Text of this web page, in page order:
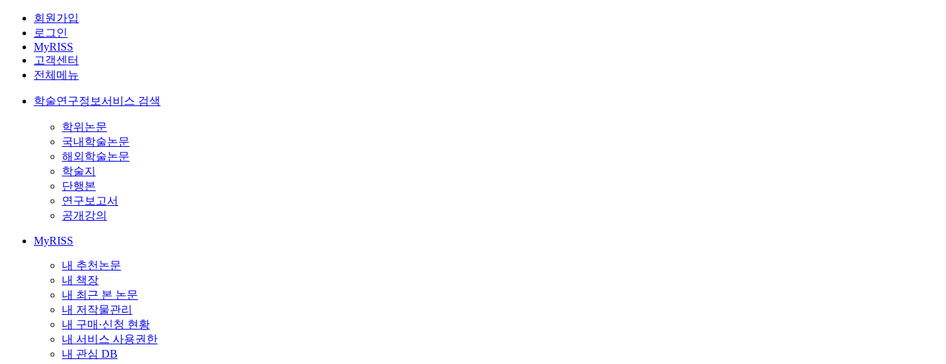
회원가입
로그인
MyRISS
고객센터
전체메뉴
학술연구정보서비스 검색
학위논문
국내학술논문
해외학술논문
학술지
단행본
연구보고서
공개강의
MyRISS
내 추천논문
내 책장
내 최근 본 논문
내 저작물관리
내 구매·신청 현황
내 서비스 사용권한
내 관심 DB